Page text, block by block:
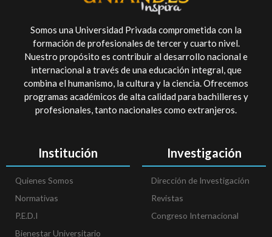
Somos una Universidad Privada comprometida con la
formación de profesionales de tercer y cuarto nivel.
Nuestro propósito es contribuir al desarrollo nacional e
internacional a través de una educación integral, que
combina el humanismo, la cultura y la ciencia. Ofrecemos
programas académicos de alta calidad para bachilleres y
profesionales, tanto nacionales como extranjeros.
Institución
Quienes Somos
Normativas
P.E.D.I
Bienestar Universitario
Investigación
Dirección de Investigación
Revistas
Congreso Internacional